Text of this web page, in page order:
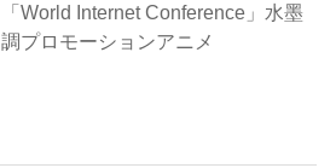
「World Internet Conference」水墨
調プロモーションアニメ